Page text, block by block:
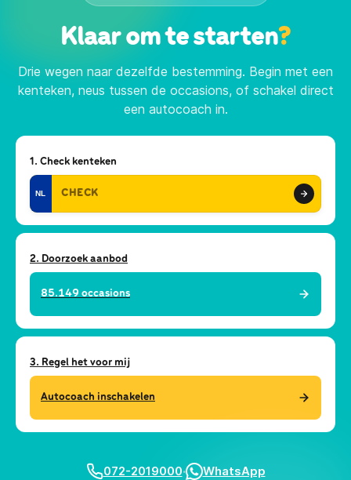
Klaar om te starten?
Drie wegen naar dezelfde bestemming. Begin met een
kenteken, neus tussen de occasions, of schakel direct
een autocoach in.
1. Check kenteken
NL
2. Doorzoek aanbod
85.149 occasions
3. Regel het voor mij
Autocoach inschakelen
072-2019000· WhatsApp